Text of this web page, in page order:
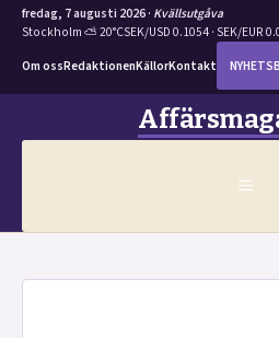
fredag, 7 augusti 2026 · Kvällsutgåva
Stockholm ⛅ 20°CSEK/USD 0.1054 · SEK/EUR
Om ossRedaktionenKällorKontakt